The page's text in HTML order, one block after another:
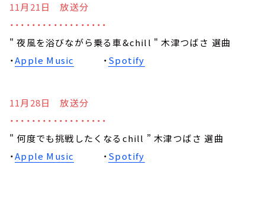
11月21日 放送分
・・・・・・・・・・・・・・・・・・
" 夜風を浴びながら乗る車&chill " 木津つばさ 選曲
・Apple Music ・Spotify
11月28日 放送分
・・・・・・・・・・・・・・・・・・
" 何度でも挑戦したくなるchill ” 木津つばさ 選曲
・Apple Music ・Spotify